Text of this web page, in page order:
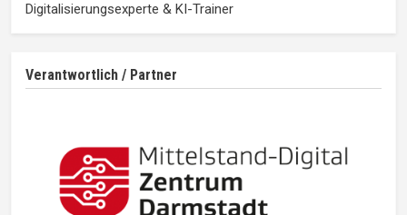
Digitalisierungsexperte & KI-Trainer
Verantwortlich / Partner